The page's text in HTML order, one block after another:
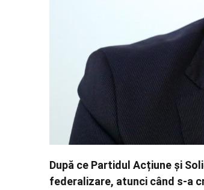
După ce Partidul Acțiune și
federalizare, atunci când s-a